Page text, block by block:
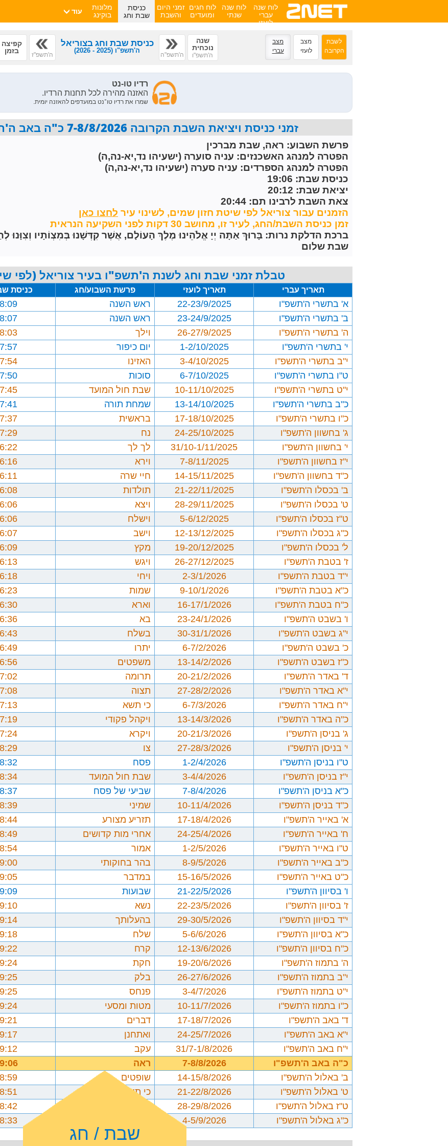
לוח שנה
עברי
לועזי
לוח שנה
שנתי
לוח חגים
ומועדים
זמני היום
והשבת
כניסת
שבת וחג
מלונות
בוקינג
עוד
לשבת
הקרובה
מצב
לועזי
מצב
עברי
שנה
נוכחית
ה'תשפ"ו ה'תשפ"ה
כניסת שבת וחג בצוריאל
ה'תשפ"ו (2025 - 2026)
ה'תשפ"ז
קפיצה
בזמן
זמני כניסת ויציאת השבת הקרובה 7-8/8/2026 כ"ה באב ה'תשפ"ו פרשת ראה
פרשת השבוע: ראה, שבת מברכין
הפטרה למנהג האשכנזים: עניה סוערה (ישעיהו נד,יא-נה,ה)
הפטרה למנהג הספרדים: עניה סערה (ישעיהו נד,יא-נה,ה)
כניסת שבת: 19:06
יציאת שבת: 20:12
צאת השבת לרבינו תם: 20:44
הזמנים עבור צוריאל לפי שיטת חזון שמים, לשינוי עיר
זמן כניסת השבת/החג, לעיר זו, מחושב 30 דקות לפני השקיעה הנראית
ברכת הדלקת נרות: בָּרוּךְ אַתָּה יְיָ אֱלֹהֵינוּ מֶלֶךְ הָעוֹלָם, אֲשֶׁר קִדְּשָׁנוּ בְּמִצְוֹתָיו וְצִוָּנוּ
שבת שלום
טבלת זמני שבת וחג לשנת ה'תשפ"ו בעיר צוריאל (לפי
תאריך עברי תאריך לועזי פרשת השבוע/חג כניסת
א' בתשרי ה'תשפ"ו 22-23/9/2025 ראש השנה
ב' בתשרי ה'תשפ"ו
23-24/9/2025 ראש השנה
ה' בתשרי ה'תשפ"ו
26-27/9/2025 וילך
י' בתשרי ה'תשפ"ו
1-2/10/2025 יום כיפור
י"ב בתשרי ה'תשפ"ו
3-4/10/2025 האזינו
ט"ו בתשרי ה'תשפ"ו
6-7/10/2025 סוכות
י"ט בתשרי ה'תשפ"ו
10-11/10/2025 שבת חול המועד
כ"ב בתשרי ה'תשפ"ו
13-14/10/2025 שמחת תורה
כ"ו בתשרי ה'תשפ"ו
17-18/10/2025 בראשית
ג' בחשוון ה'תשפ"ו
24-25/10/2025 נח
י' בחשוון ה'תשפ"ו
31/10-1/11/2025 לך לך
י"ז בחשוון ה'תשפ"ו
7-8/11/2025 וירא
כ"ד בחשוון ה'תשפ"ו
14-15/11/2025 חיי שרה
ב' בכסלו ה'תשפ"ו
21-22/11/2025 תולדות
ט' בכסלו ה'תשפ"ו
28-29/11/2025 ויצא
ט"ז בכסלו ה'תשפ"ו
5-6/12/2025 וישלח
כ"ג בכסלו ה'תשפ"ו
12-13/12/2025 וישב
ל' בכסלו ה'תשפ"ו
19-20/12/2025 מקץ
ז' בטבת ה'תשפ"ו
26-27/12/2025 ויגש
י"ד בטבת ה'תשפ"ו
2-3/1/2026 ויחי
כ"א בטבת ה'תשפ"ו
9-10/1/2026 שמות
כ"ח בטבת ה'תשפ"ו
16-17/1/2026 וארא
ו' בשבט ה'תשפ"ו
23-24/1/2026 בא
י"ג בשבט ה'תשפ"ו
30-31/1/2026 בשלח
כ' בשבט ה'תשפ"ו
6-7/2/2026 יתרו
כ"ז בשבט ה'תשפ"ו
13-14/2/2026 משפטים
ד' באדר ה'תשפ"ו
20-21/2/2026 תרומה
י"א באדר ה'תשפ"ו
27-28/2/2026 תצוה
י"ח באדר ה'תשפ"ו
6-7/3/2026 כי תשא
כ"ה באדר ה'תשפ"ו
13-14/3/2026 ויקהל פקודי
ג' בניסן ה'תשפ"ו
20-21/3/2026 ויקרא
י' בניסן ה'תשפ"ו
27-28/3/2026 צו
ט"ו בניסן ה'תשפ"ו
1-2/4/2026 פסח
י"ז בניסן ה'תשפ"ו
3-4/4/2026 שבת חול המועד
כ"א בניסן ה'תשפ"ו
7-8/4/2026 שביעי של פסח
כ"ד בניסן ה'תשפ"ו
10-11/4/2026 שמיני
א' באייר ה'תשפ"ו
17-18/4/2026 תזריע מצורע
ח' באייר ה'תשפ"ו
24-25/4/2026 אחרי מות קדושים
ט"ו באייר ה'תשפ"ו
1-2/5/2026 אמור
כ"ב באייר ה'תשפ"ו
8-9/5/2026 בהר בחוקותי
כ"ט באייר ה'תשפ"ו
15-16/5/2026 במדבר
ו' בסיוון ה'תשפ"ו
21-22/5/2026 שבועות
ז' בסיוון ה'תשפ"ו
22-23/5/2026 נשא
י"ד בסיוון ה'תשפ"ו
29-30/5/2026 בהעלותך
כ"א בסיוון ה'תשפ"ו
5-6/6/2026 שלח
כ"ח בסיוון ה'תשפ"ו
12-13/6/2026 קרח
ה' בתמוז ה'תשפ"ו
19-20/6/2026 חקת
י"ב בתמוז ה'תשפ"ו
26-27/6/2026 בלק
י"ט בתמוז ה'תשפ"ו
3-4/7/2026 פנחס
כ"ו בתמוז ה'תשפ"ו
10-11/7/2026 מטות ומסעי
ד' באב ה'תשפ"ו
17-18/7/2026 דברים
י"א באב ה'תשפ"ו
24-25/7/2026 ואתחנן
י"ח באב ה'תשפ"ו
31/7-1/8/2026 עקב
כ"ה באב ה'תשפ"ו
7-8/8/2026 ראה
ב' באלול ה'תשפ"ו
14-15/8/2026 שופטים
ט' באלול ה'תשפ"ו
21-22/8/2026 כי תצא
ט"ז באלול ה'תשפ"ו
28-29/8/2026
כ"ג באלול ה'תשפ"ו
4-5/9/2026
שבת / חג